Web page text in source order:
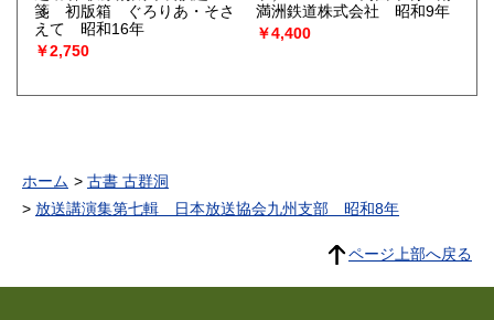
箋 初版箱 ぐろりあ・そさ
えて 昭和16年
￥2,750
満洲鉄道株式会社 昭和9年
￥4,400
ホーム
古書 古群洞
放送講演集第七輯 日本放送協会九州支部 昭和8年
ページ上部へ戻る